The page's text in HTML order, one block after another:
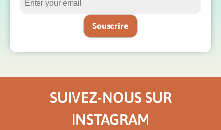
SUIVEZ-NOUS SUR
INSTAGRAM